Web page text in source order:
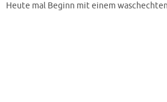
Heute mal Beginn mit einem